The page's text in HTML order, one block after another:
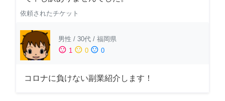
依頼されたチケット
男性 / 30代 / 福岡県
sentiment_satisfied 1 sentiment_neutral 0 sentiment_dissatisfied 0
コロナに負けない副業紹介します！